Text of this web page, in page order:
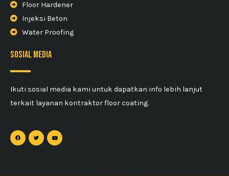
Floor Hardener
Injeksi Beton
Water Proofing
sosial media
Ikuti sosial media kami untuk dapatkan info lebih lanjut
terkait layanan kontraktor floor coating.